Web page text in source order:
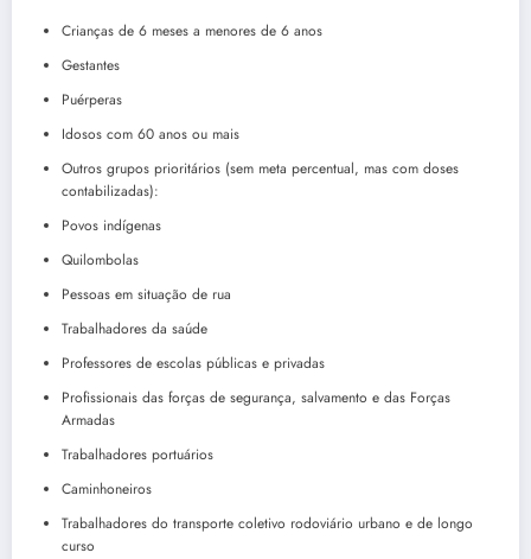
Crianças de 6 meses a menores de 6 anos
Gestantes
Puérperas
Idosos com 60 anos ou mais
Outros grupos prioritários (sem meta percentual, mas com doses
contabilizadas):
Povos indígenas
Quilombolas
Pessoas em situação de rua
Trabalhadores da saúde
Professores de escolas públicas e privadas
Profissionais das forças de segurança, salvamento e das Forças
Armadas
Trabalhadores portuários
Caminhoneiros
Trabalhadores do transporte coletivo rodoviário urbano e de longo
curso